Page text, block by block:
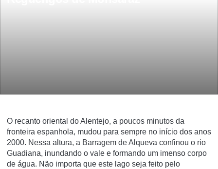
O recanto oriental do Alentejo, a poucos minutos da
fronteira espanhola, mudou para sempre no início dos anos
2000. Nessa altura, a Barragem de Alqueva confinou o rio
Guadiana, inundando o vale e formando um imenso corpo
de água. Não importa que este lago seja feito pelo